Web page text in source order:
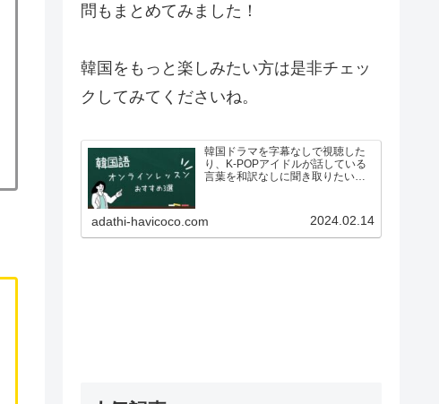
問もまとめてみました！
韓国をもっと楽しみたい方は是非チェッ
クしてみてくださいね。
韓国ドラマを字幕なしで視聴した
り、K-POPアイドルが話している
言葉を和訳なしに聞き取りたいと
うか？ですが、いざ韓国語を学ぼ
う！としている方も、こんな悩み
があるのではないでしょうか…
adathi-havicoco.com 2024.02.14